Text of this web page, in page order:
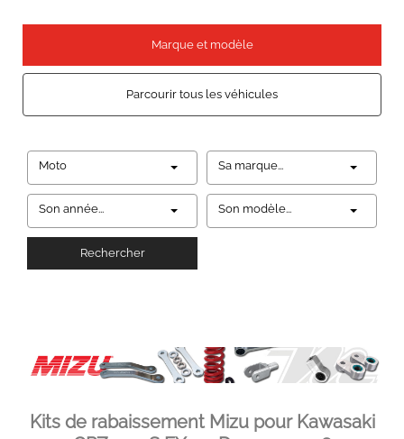
Marque et modèle
Parcourir tous les véhicules
Moto Sa marque...
Son année... Son modèle...
Rechercher
Kits de rabaissement Mizu pour Kawasaki